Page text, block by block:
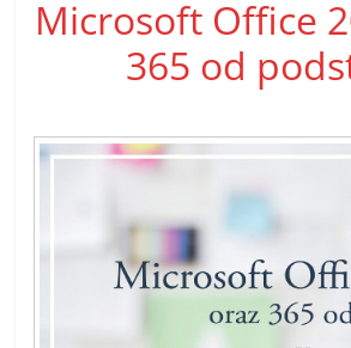
Microsoft Office
365 od